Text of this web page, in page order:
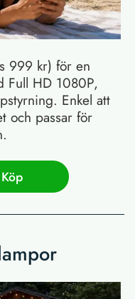
999 kr) för en
Full HD 1080P,
Enkel att
och passar för
Köp